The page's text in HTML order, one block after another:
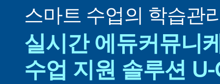
스마트 수업의 학습관
실시간 에듀커뮤니
수업 지원 솔루션 U-